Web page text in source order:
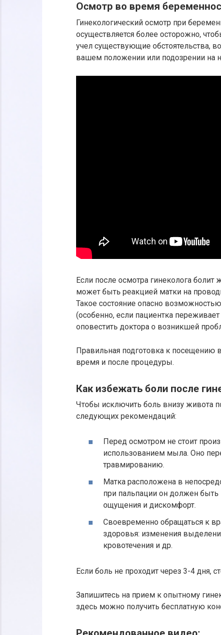
Осмотр во время
Гинекологический осмотр при
осуществляется более осторожно,
учел существующие обстоятельства,
вашем положении или подозрении на
Если после осмотра гинеколога
может быть реакцией матки на
Такое состояние опасно
(особенно, если пациентка
оповестить доктора о возникшей
Правильная подготовка к посещению
время и после процедуры.
Как избежать боли после
Чтобы исключить боль внизу живота
следующих рекомендаций:
Перед осмотром не стоит
использованием мыла. Оно
травмированию.
Матка расположена в
при пальпации он должен быть
ощущения и дискомфорт.
Своевременно обращаться к
здоровья: изменения
кровотечения и др.
Если боль не проходит через 3-4 дня,
Запишитесь на прием к опытному
здесь можно получить бесплатную